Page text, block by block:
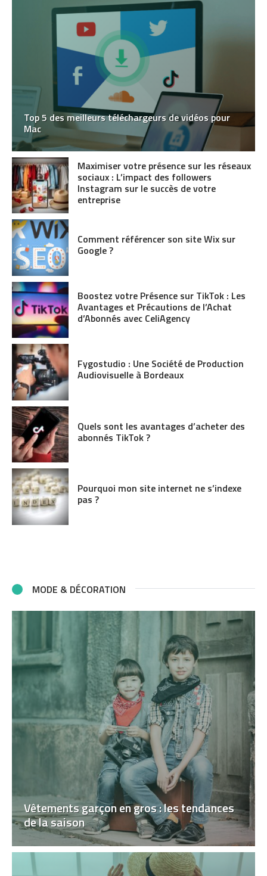
Top 5 des meilleurs téléchargeurs de vidéos pour
Mac
Maximiser votre présence sur les réseaux
sociaux : L’impact des followers
Instagram sur le succès de votre
entreprise
Comment référencer son site Wix sur
Google ?
Boostez votre Présence sur TikTok : Les
Avantages et Précautions de l’Achat
d’Abonnés avec CeliAgency
Fygostudio : Une Société de Production
Audiovisuelle à Bordeaux
Quels sont les avantages d’acheter des
abonnés TikTok ?
Pourquoi mon site internet ne s’indexe
pas ?
MODE & DÉCORATION
Vêtements garçon en gros : les tendances
de la saison